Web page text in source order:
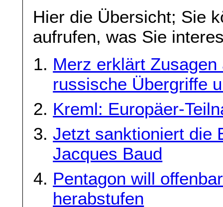
Hier die Übersicht; Sie
aufrufen, was Sie
Merz erklärt
russische Übergriffe
Kreml: Europäer-
Jetzt sanktioniert die
Jacques Baud
Pentagon will
herabstufen